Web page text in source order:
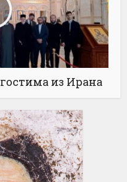
гостима из Ирана